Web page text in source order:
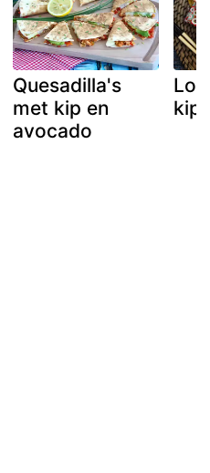
Quesadilla's
met kip en
avocado
kip